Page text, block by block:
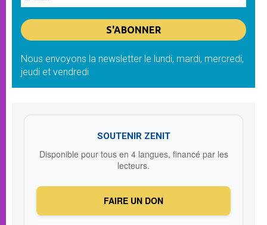
Nous envoyons la newsletter le lundi, mardi, mercredi,
jeudi et vendredi
SOUTENIR ZENIT
Disponible pour tous en 4 langues, financé par les
lecteurs.
FAIRE UN DON